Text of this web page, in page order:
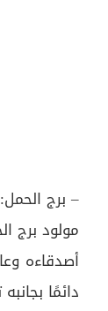
– برج الحمل:
مولود برج
أصدقاءه
دائمًا